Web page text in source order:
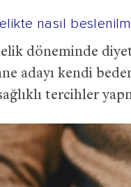
nasıl
döneminde
adayı kendi
tercihler